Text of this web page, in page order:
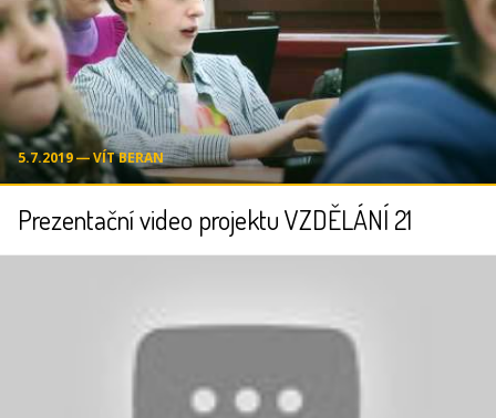
5.7.2019 ― VÍT BERAN
Prezentační video projektu VZDĚLÁNÍ 21